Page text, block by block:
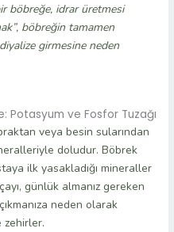
böbreğe, idrar üretmesi
böbreğin tamamen
girmesine neden
Potasyum ve Fosfor Tuzağı
veya besin sularından
doludur. Böbrek
ilk yasakladığı mineraller
günlük almanız gereken
neden olarak
zehirler.